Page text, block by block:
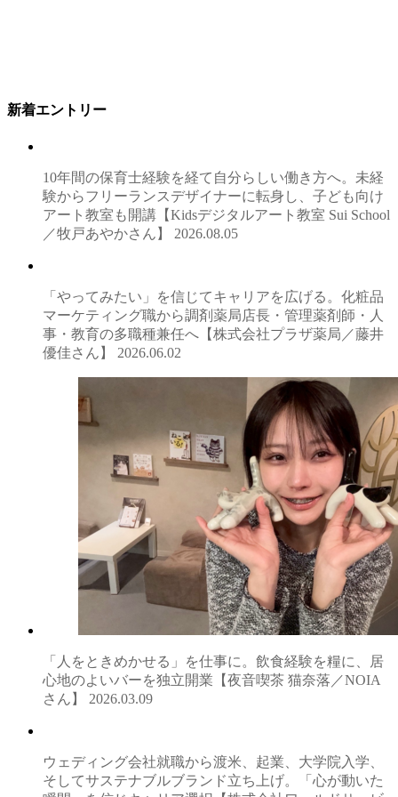
新着エントリー
10年間の保育士経験を経て自分らしい働き方へ。未経
験からフリーランスデザイナーに転身し、子ども向け
アート教室も開講【Kidsデジタルアート教室 Sui School
／牧戸あやかさん】 2026.08.05
「やってみたい」を信じてキャリアを広げる。化粧品
マーケティング職から調剤薬局店長・管理薬剤師・人
事・教育の多職種兼任へ【株式会社プラザ薬局／藤井
優佳さん】 2026.06.02
「人をときめかせる」を仕事に。飲食経験を糧に、居
心地のよいバーを独立開業【夜音喫茶 猫奈落／NOIA
さん】 2026.03.09
ウェディング会社就職から渡米、起業、大学院入学、
そしてサステナブルブランド立ち上げ。「心が動いた